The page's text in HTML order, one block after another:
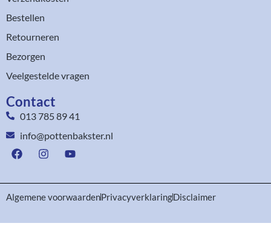
Bestellen
Retourneren
Bezorgen
Veelgestelde vragen
Contact
013 785 89 41
info@pottenbakster.nl
Algemene voorwaardenPrivacyverklaringDisclaimer